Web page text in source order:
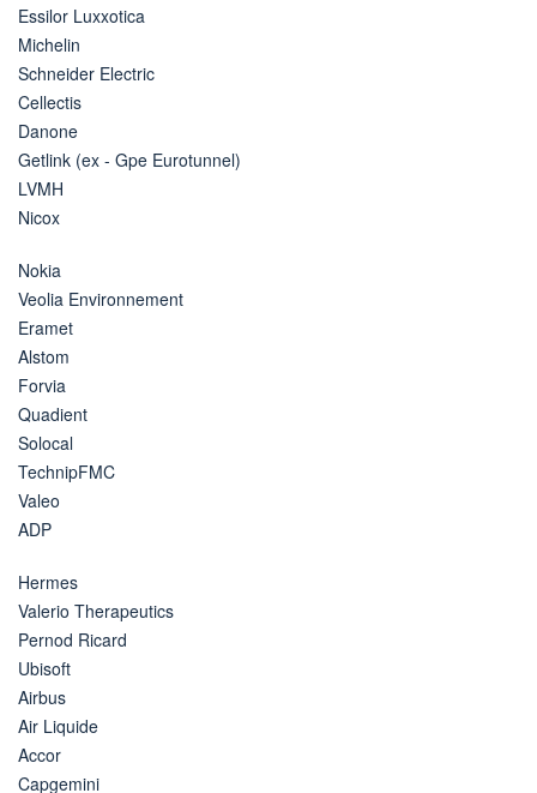
Essilor Luxxotica
Michelin
Schneider Electric
Cellectis
Danone
Getlink (ex - Gpe Eurotunnel)
LVMH
Nicox
Nokia
Veolia Environnement
Eramet
Alstom
Forvia
Quadient
Solocal
TechnipFMC
Valeo
ADP
Hermes
Valerio Therapeutics
Pernod Ricard
Ubisoft
Airbus
Air Liquide
Accor
Capgemini